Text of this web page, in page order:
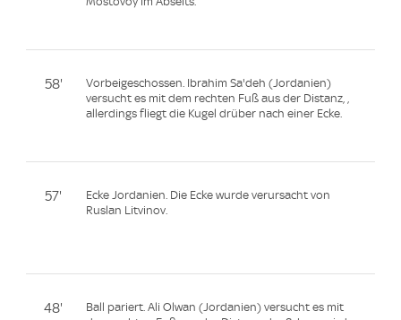
58'
Vorbeigeschossen. Ibrahim Sa'deh (Jordanien)
versucht es mit dem rechten Fuß aus der Distanz, ,
allerdings fliegt die Kugel drüber nach einer Ecke.
57'
Ecke Jordanien. Die Ecke wurde verursacht von
Ruslan Litvinov.
48'
Ball pariert. Ali Olwan (Jordanien) versucht es mit